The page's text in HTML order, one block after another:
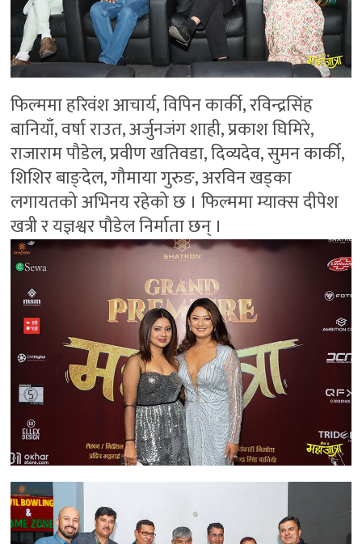
फिल्ममा हरिवंश आचार्य, विपिन कार्की, रविन्द्रसिंह
बानियाँ, वर्षा राउत, अर्जुनजंग शाही, प्रकाश घिमिरे,
राजाराम पौडेल, प्रवीण खतिवडा, दिव्यदेव, सुमन कार्की,
शिशिर बाङ्देल, गौमाया गुरुङ, अरविन खड्का
लगायतको अभिनय रहेको छ । फिल्ममा म्याक्स दीपेश
खत्री र यज्ञश्वर पौडेल निर्माता छन् ।